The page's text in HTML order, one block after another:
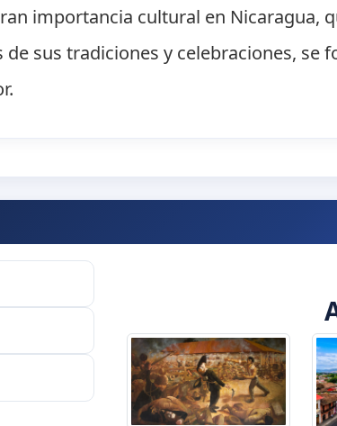
importancia cultural en Nicaragua,
sus tradiciones y celebraciones, se